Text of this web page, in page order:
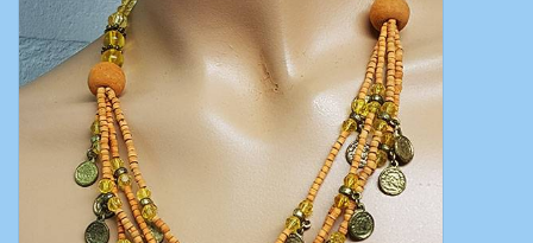
Bauchtanzkostüme
Tribal dance